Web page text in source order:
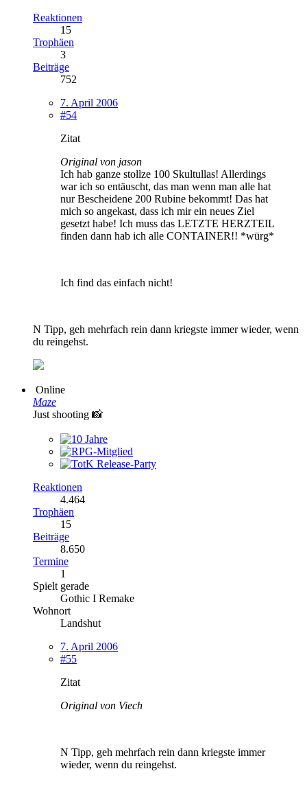
Reaktionen
15
Trophäen
3
Beiträge
752
7. April 2006
#54
Zitat
Original von jason
Ich hab ganze stollze 100 Skultullas! Allerdings
war ich so entäuscht, das man wenn man alle hat
nur Bescheidene 200 Rubine bekommt! Das hat
mich so angekast, dass ich mir ein neues Ziel
gesetzt habe! Ich muss das LETZTE HERZTEIL
finden dann hab ich alle CONTAINER!! *würg*
Ich find das einfach nicht!
N Tipp, geh mehrfach rein dann kriegste immer wieder, wenn
du reingehst.
Online
Maze
Just shooting 📸
Reaktionen
4.464
Trophäen
15
Beiträge
8.650
Termine
1
Spielt gerade
Gothic I Remake
Wohnort
Landshut
7. April 2006
#55
Zitat
Original von Viech
N Tipp, geh mehrfach rein dann kriegste immer
wieder, wenn du reingehst.